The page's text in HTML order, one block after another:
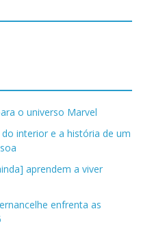
o universo Marvel
interior e a história de um
aprendem a viver
enfrenta as